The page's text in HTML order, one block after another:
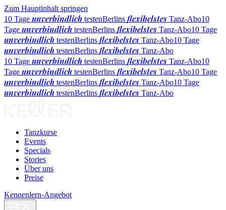
Zum Hauptinhalt springen
10 Tage unverbindlich testenBerlins flexibelstes Tanz-Abo10
Tage unverbindlich testenBerlins flexibelstes Tanz-Abo10 Tage
unverbindlich testenBerlins flexibelstes Tanz-Abo10 Tage
unverbindlich testenBerlins flexibelstes Tanz-Abo
10 Tage unverbindlich testenBerlins flexibelstes Tanz-Abo10
Tage unverbindlich testenBerlins flexibelstes Tanz-Abo10 Tage
unverbindlich testenBerlins flexibelstes Tanz-Abo10 Tage
unverbindlich testenBerlins flexibelstes Tanz-Abo
Tanzkurse
Events
Specials
Stories
Über uns
Preise
Kennenlern-Angebot